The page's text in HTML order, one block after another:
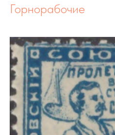
Горнорабочие